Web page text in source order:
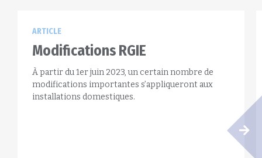
ARTICLE
Modifications RGIE
À partir du 1er juin 2023, un certain nombre de
modifications importantes s’appliqueront aux
installations domestiques.